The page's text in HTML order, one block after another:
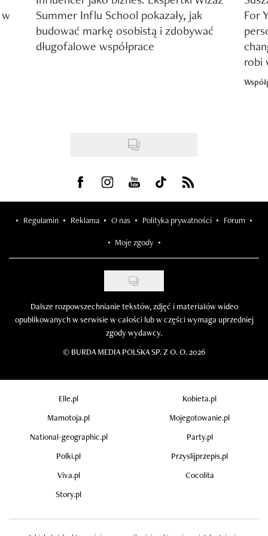
Summer Influ School pokazały, jak
budować markę osobistą i zdobywać
długofalowe współprace
For
robi
Visit us on Facebook
Visit us on Instagram
Visit us on Youtube
Visit us on Tiktok
Visit us on Rss
Regulamin Reklama O nas Polityka prywatności Forum
Moje zgody
Dalsze rozpowszechnianie tekstów, zdjęć i materiałów wideo
opublikowanych w serwisie w całości lub w części wymaga uprzedniej
zgody wydawcy.
© BURDA MEDIA POLSKA SP. Z O. O. 2026
Elle.pl
Kobieta.pl
Mamotoja.pl
Mojegotowanie.pl
National-geographic.pl
Party.pl
Polki.pl
Przyslijprzepis.pl
Viva.pl
Cocolita
Story.pl